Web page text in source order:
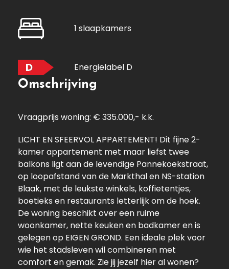
1 slaapkamers
D Energielabel D
Omschrijving
Vraagprijs woning: € 335.000,- k.k.
LICHT EN SFEERVOL APPARTEMENT! Dit fijne 2-
kamer appartement met maar liefst twee
balkons ligt aan de levendige Pannekoekstraat,
op loopafstand van de Markthal en NS-station
Blaak, met de leukste winkels, koffietentjes,
boetieks en restaurants letterlijk om de hoek.
De woning beschikt over een ruime
woonkamer, nette keuken en badkamer en is
gelegen op EIGEN GROND. Een ideale plek voor
wie het stadsleven wil combineren met
comfort en gemak. Zie jij jezelf hier al wonen?